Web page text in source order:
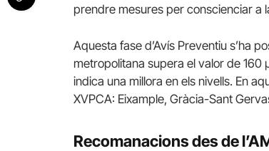
prendre mesures per conscienciar a
Aquesta fase d’Avís Preventiu s’ha
metropolitana supera el valor de 160
indica una millora en els nivells. En
XVPCA: Eixample, Gràcia-Sant
Recomanacions des de